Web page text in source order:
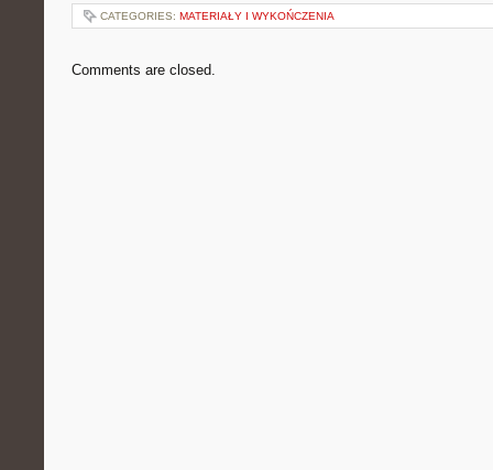
CATEGORIES: MATERIAŁY I WYKOŃCZENIA
Comments are closed.